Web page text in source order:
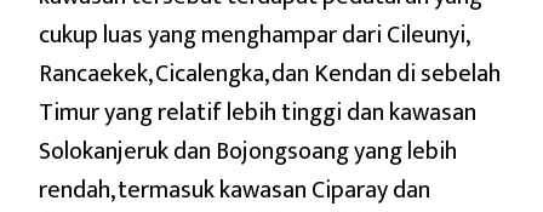
cukup luas yang menghampar dari Cileunyi,
Rancaekek, Cicalengka, dan Kendan di sebelah
Timur yang relatif lebih tinggi dan kawasan
Solokanjeruk dan Bojongsoang yang lebih
rendah, termasuk kawasan Ciparay dan